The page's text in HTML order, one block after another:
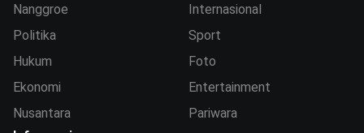
Nanggroe
Politika
Hukum
Ekonomi
Nusantara
Internasional
Sport
Foto
Entertainment
Pariwara